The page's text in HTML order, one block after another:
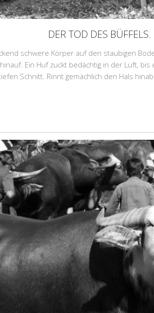
DER TOD DES BÜFFELS.
schwere Körper auf den staubigen
Ein Huf zuckt bedächtig in der Luft,
Schnitt. Rinnt gemächlich den Hals